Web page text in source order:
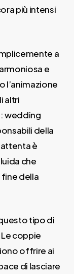
più intensi
a
e
l’animazione
altri
wedding
della
è
che
fine della
tipo di
coppie
offrire ai
di lasciare